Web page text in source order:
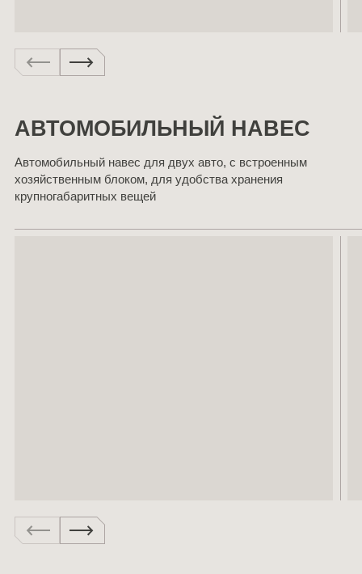
АВТОМОБИЛЬНЫЙ НАВЕС
Автомобильный навес для двух авто, с встроенным
хозяйственным блоком, для удобства хранения
крупногабаритных вещей